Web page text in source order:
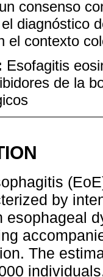
consenso
diagnóstico
el contexto
Esofagitis
de la
by
esophageal
The